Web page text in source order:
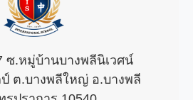
ซ.หมู่บ้านบางพลีนิเวศน์
ป์ ต.บางพลีใหญ่ อ.บางพลี